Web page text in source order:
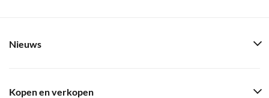
Nieuws
Kopen en verkopen